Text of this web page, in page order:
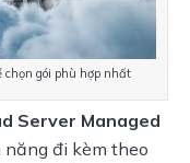
chọn gói phù hợp nhất
Server Managed
đi kèm theo